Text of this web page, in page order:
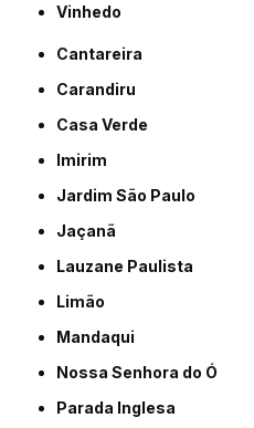
Vinhedo
Cantareira
Carandiru
Casa Verde
Imirim
Jardim São Paulo
Jaçanã
Lauzane Paulista
Limão
Mandaqui
Nossa Senhora do Ó
Parada Inglesa